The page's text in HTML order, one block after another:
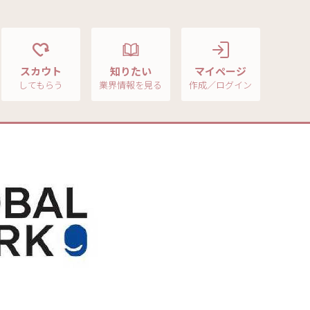
スカウト
してもらう
知りたい
業界情報を見る
マイページ
作成／ログイン